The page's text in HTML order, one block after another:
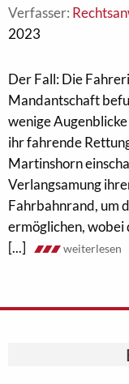
Verfasser:
2023
Der Fall: Die
Mandantschaft
wenige
ihr fahrende
Martinshorn
Verlangsamung
Fahrbahnrand, um
ermöglichen, wobei
[...]
weiterlesen